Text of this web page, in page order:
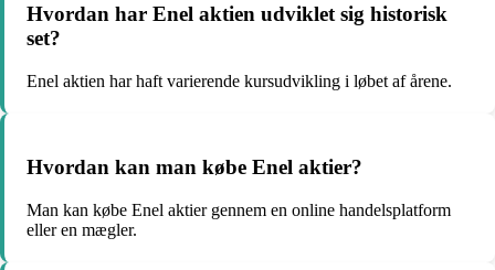
Hvordan har Enel aktien udviklet sig historisk
set?
Enel aktien har haft varierende kursudvikling i løbet af årene.
Hvordan kan man købe Enel aktier?
Man kan købe Enel aktier gennem en online handelsplatform
eller en mægler.